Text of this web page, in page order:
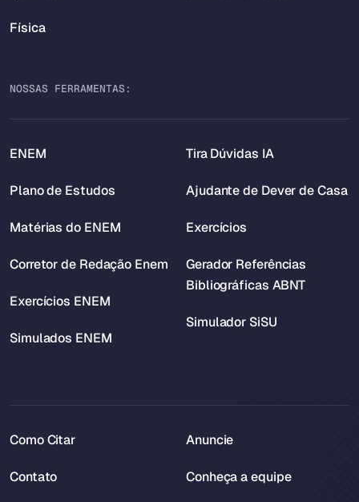
Física
NOSSAS FERRAMENTAS:
ENEM
Plano de Estudos
Matérias do ENEM
Corretor de Redação Enem
Exercícios ENEM
Simulados ENEM
Tira Dúvidas IA
Ajudante de Dever de Casa
Exercícios
Gerador Referências
Bibliográficas ABNT
Simulador SiSU
Como Citar
Contato
Anuncie
Conheça a equipe